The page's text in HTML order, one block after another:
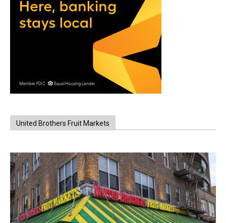
United Brothers Fruit Markets